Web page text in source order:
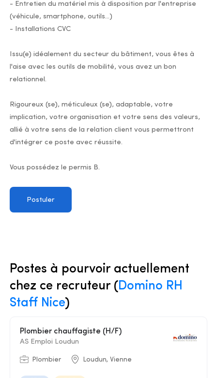
- Entretien du matériel mis à disposition par l'entreprise
(véhicule, smartphone, outils...)
- Installations CVC
Issu(e) idéalement du secteur du bâtiment, vous êtes à
l'aise avec les outils de mobilité, vous avez un bon
relationnel.
Rigoureux (se), méticuleux (se), adaptable, votre
implication, votre organisation et votre sens des valeurs,
allié à votre sens de la relation client vous permettront
d'intégrer ce poste avec réussite.
Vous possédez le permis B.
Postuler
Postes à pourvoir actuellement
chez ce recruteur (Domino RH
Staff Nice)
Plombier chauffagiste (H/F)
AS Emploi Loudun
Plombier Loudun, Vienne